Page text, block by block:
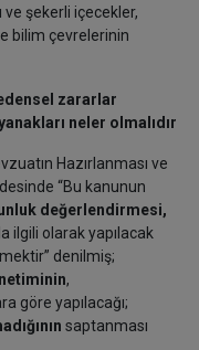
ve şekerli içecekler,
bilim çevrelerinin
zararlar
neler olmalıdır
Hazırlanması ve
“Bu kanunun
değerlendirmesi,
ilgili olarak yapılacak
denilmiş;
,
göre yapılacağı;
saptanması